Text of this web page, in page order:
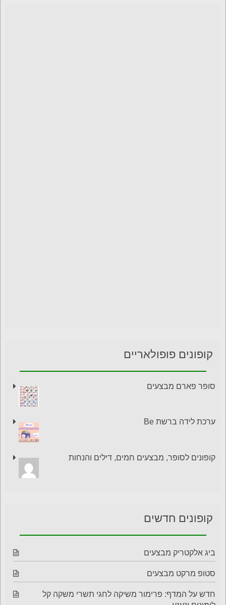
קופונים פופולאריים
סופר פארם מבצעים
ערכת לידה ברשת Be
קופונים לסופר, מבצעים חמים, דילים והנחות
קופונים חדשים
ביג אלקטריק מבצעים
סטופ מרקט מבצעים
חדש על המדף: פרימור משיקה לחגי תשרי משקה קל